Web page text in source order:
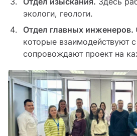
экологи, геологи.
Отдел главных инженеров.
которые взаимодействуют
сопровождают проект на